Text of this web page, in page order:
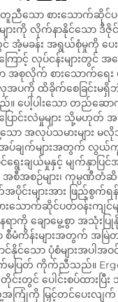
တူညီသော စားသောက်ဆိုင်ပတ်
ားကို လိုက်နာနိုင်သော ဒီဇို
တွင် အံ့မခန်း အရွယ်စုံမှုကို ပေ
ကြောင့် လုပ်ငန်းများတွင် အ
အစုလိုက် စားသောက်ရေး
ပကို ထိခိုက်စေခြင်းမရှိ
။ ပေါ့ပါးသော တည်ဆေ
ောင်းလဲမှုများ သို့မဟုတ်
အလုပ်သမားများ မလိုဘဲ
ပ်ချက်များအတွက် လွယ်
ေးချယ်မှုနှင့် မျက်နှာပြ
စဉ်များ၊ ကုမ္ပဏီတံဆိ
ပိုင်းများအား ဖြည့်စွ
းသောက်ဆိုင်ပတ်ဝန်းကျင်
ေရာကို ချောမွေ့စွာ အသုံး
မံကိန်းများအတွက် အမြဲတ
သော ပုံစံများအပါအဝ
မပြတ် ကိုက်ညီသည်။
တိုင်းတွင် ပေါင်းစပ်ထား
အကြုံကို မြှင့်တင်ပေးလျ